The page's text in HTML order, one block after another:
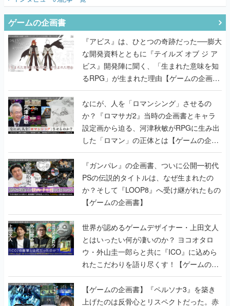
ゲームの企画書
『アビス』は、ひとつの奇跡だった──膨大
な開発資料とともに『テイルズ オブ ジ ア
ビス』開発陣に聞く、「生まれた意味を知
るRPG」が生まれた理由【ゲームの企画
書】
なにが、人を「ロマンシング」させるの
か？『ロマサガ2』当時の企画書とキャラ
設定画から迫る、河津秋敏がRPGに生み出
した「ロマン」の正体とは【ゲームの企画
書】
『ガンパレ』の企画書、ついに公開━初代
PSの伝説的タイトルは、なぜ生まれたの
か？そして『LOOP8』へ受け継がれたもの
【ゲームの企画書】
世界が認めるゲームデザイナー・上田文人
とはいったい何が凄いのか？ ヨコオタロ
ウ・外山圭一郎らと共に『ICO』に込めら
れたこだわりを語り尽くす！【ゲームの企
画書】
【ゲームの企画書】『ペルソナ3』を築き
上げたのは反骨心とリスペクトだった。赤